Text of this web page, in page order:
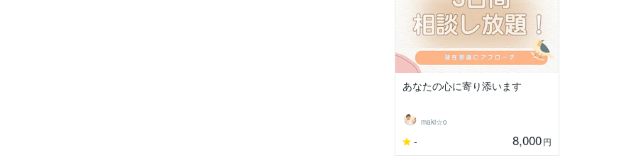
あなたの心に寄り添います
maki☆o
- 8,000円